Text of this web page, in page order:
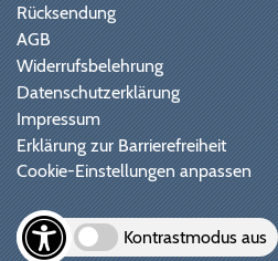
Rücksendung
AGB
Widerrufsbelehrung
Datenschutzerklärung
Impressum
Erklärung zur Barrierefreiheit
Cookie-Einstellungen anpassen
Kontrastmodus aus